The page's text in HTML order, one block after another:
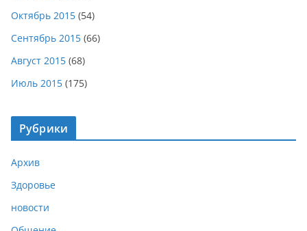
Октябрь 2015 (54)
Сентябрь 2015 (66)
Август 2015 (68)
Июль 2015 (175)
Рубрики
Архив
Здоровье
новости